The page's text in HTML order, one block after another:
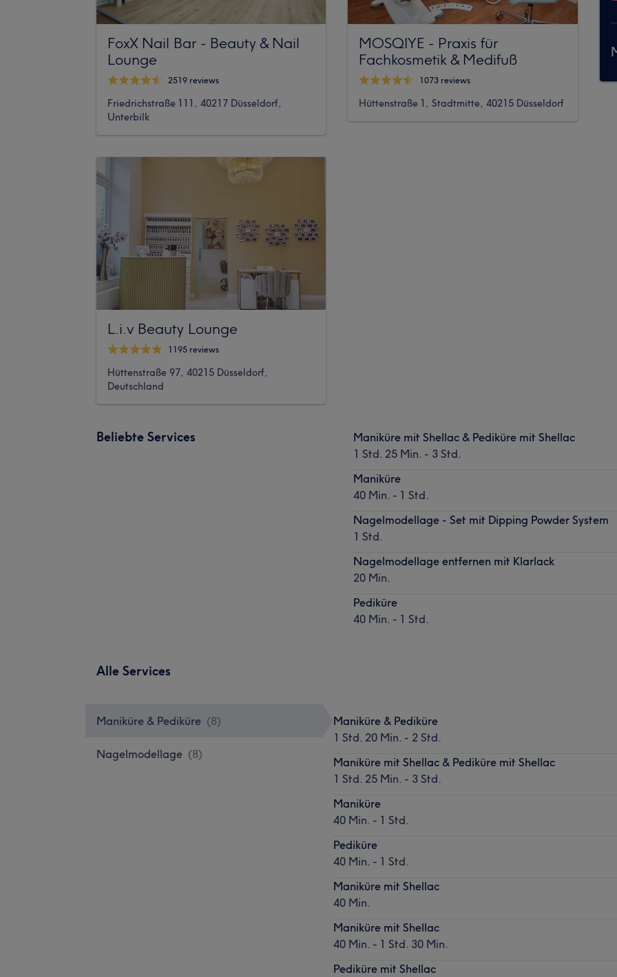
FoxX Nail Bar - Beauty & Nail
Lounge
2519 reviews
Friedrichstraße 111, 40217 Düsseldorf,
Unterbilk
L.i.v Beauty Lounge
1195 reviews
Hüttenstraße 97, 40215 Düsseldorf,
Deutschland
MOSQIYE - Praxis für
Fachkosmetik & Medifuß
1073 reviews
Hüttenstraße 1, Stadtmitte, 40215 Düsseldorf
Beliebte Services
Maniküre mit Shellac & Pediküre mit Shellac
1 Std. 25 Min. - 3 Std.
Maniküre
40 Min. - 1 Std.
Nagelmodellage - Set mit Dipping Powder System
1 Std.
Nagelmodellage entfernen mit Klarlack
20 Min.
Pediküre
40 Min. - 1 Std.
Alle Services
Maniküre & Pediküre (8)
Nagelmodellage (8)
Maniküre & Pediküre
1 Std. 20 Min. - 2 Std.
Maniküre mit Shellac & Pediküre mit Shellac
1 Std. 25 Min. - 3 Std.
Maniküre
40 Min. - 1 Std.
Pediküre
40 Min. - 1 Std.
Maniküre mit Shellac
40 Min.
Maniküre mit Shellac
40 Min. - 1 Std. 30 Min.
Pediküre mit Shellac